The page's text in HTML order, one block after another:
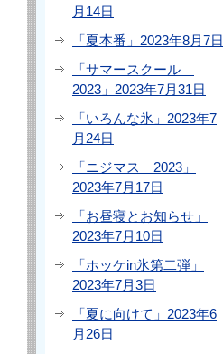
月14日
「夏本番」2023年8月7日
「サマースクール
2023」2023年7月31日
「いろんな氷」2023年7
月24日
「ニジマス 2023」
2023年7月17日
「お昼寝とお知らせ」
2023年7月10日
「ホッケin氷第二弾」
2023年7月3日
「夏に向けて」2023年6
月26日